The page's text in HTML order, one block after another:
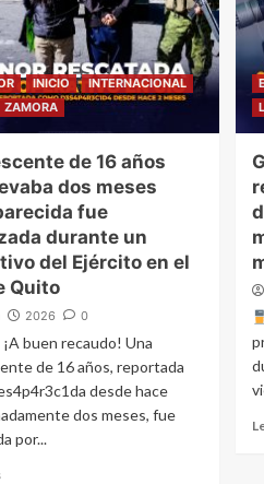
INICIO
INTERNACIONAL
ZAMORA
de 16 años
dos meses
fue
durante un
del Ejército en el
Quito
2026 0
¡A buen recaudo! Una
de 16 años, reportada
desde hace
dos meses, fue
por...